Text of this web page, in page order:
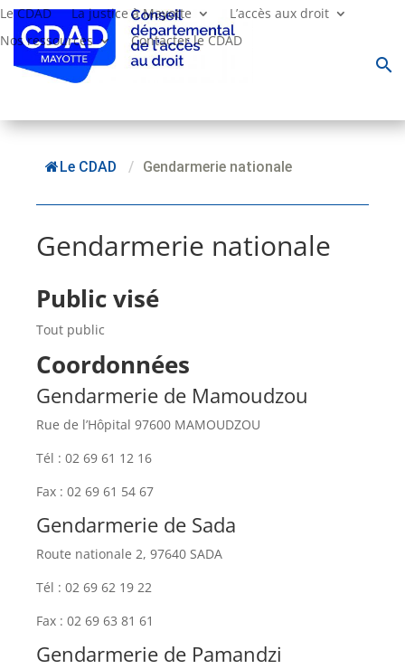
Le CDAD La justice à Mayotte
L’accès aux droit
Nos ressources
Contacter le CDAD
search
Le CDAD / Gendarmerie nationale
Gendarmerie nationale
Public visé
Tout public
Coordonnées
Gendarmerie de Mamoudzou
Rue de l’Hôpital 97600 MAMOUDZOU
Tél : 02 69 61 12 16
Fax : 02 69 61 54 67
Gendarmerie de Sada
Route nationale 2, 97640 SADA
Tél : 02 69 62 19 22
Fax : 02 69 63 81 61
Gendarmerie de Pamandzi